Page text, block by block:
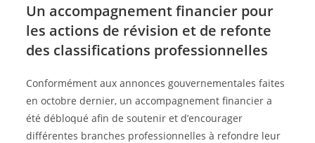
Un accompagnement financier pour
les actions de révision et de refonte
des classifications professionnelles
Conformément aux annonces gouvernementales faites
en octobre dernier, un accompagnement financier a
été débloqué afin de soutenir et d’encourager
différentes branches professionnelles à refondre leur